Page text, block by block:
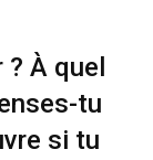
À quel
tu
si tu